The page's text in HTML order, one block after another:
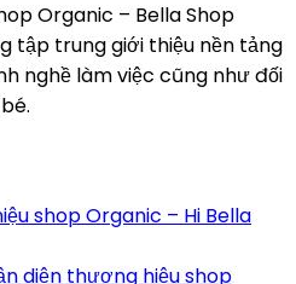
Organic – Bella Shop
tập trung giới thiệu nền tảng
nghề làm việc cũng như đối
shop Organic – Hi Bella
diện thương hiệu shop